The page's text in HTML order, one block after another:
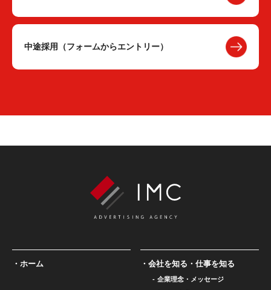
中途採用（フォームからエントリー）
ホーム 会社を知る・仕事を知る
企業理念・メッセージ